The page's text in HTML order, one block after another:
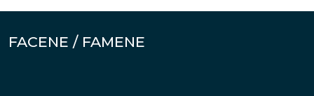
FACENE / FAMENE